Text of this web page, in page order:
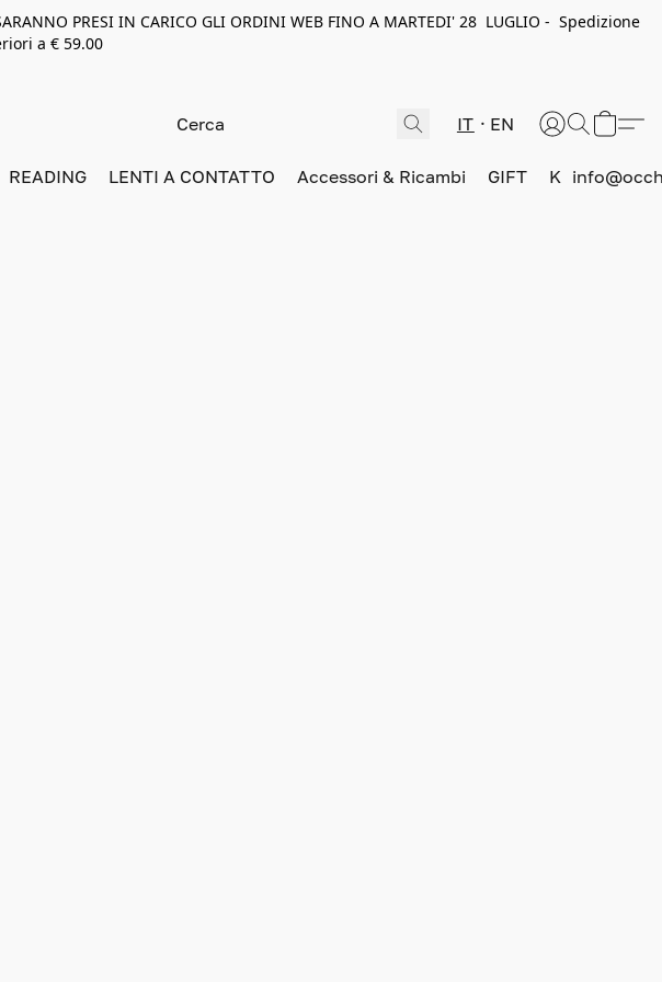
PRESI IN CARICO GLI ORDINI WEB FINO A MARTEDI' 28 LUGLIO - Spedizione
a € 59.00
IT EN
READING LENTI A CONTATTO Accessori & Ricambi GIFT K